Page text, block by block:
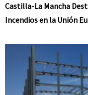
Castilla-La Mancha
Incendios en la Unión